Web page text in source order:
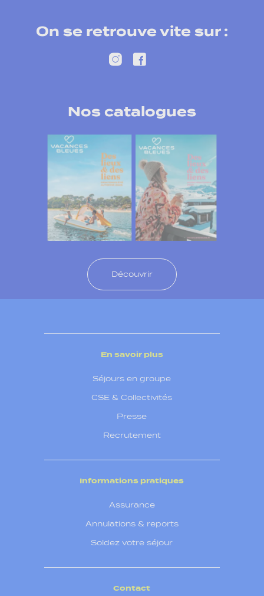
On se retrouve vite sur :
Nos catalogues
Découvrir
En savoir plus
Séjours en groupe
CSE & Collectivités
Presse
Recrutement
Informations pratiques
Assurance
Annulations & reports
Soldez votre séjour
Contact